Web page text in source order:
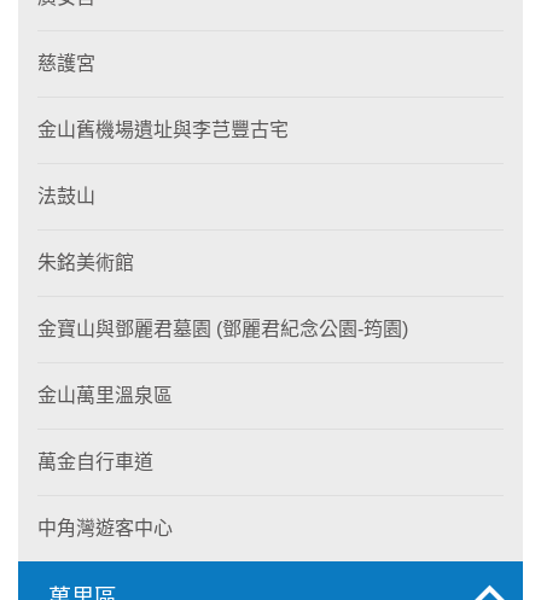
慈護宮
金山舊機場遺址與李芑豐古宅
法鼓山
朱銘美術館
金寶山與鄧麗君墓園 (鄧麗君紀念公園-筠園)
金山萬里溫泉區
萬金自行車道
中角灣遊客中心